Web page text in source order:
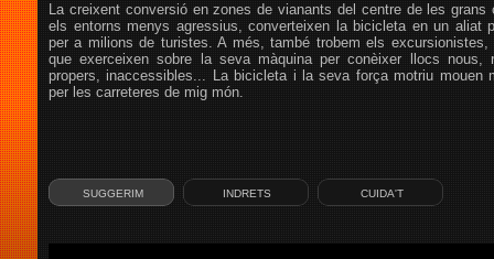
La creixent conversió en zones de vianants del centre de les grans
els entorns menys agressius, converteixen la bicicleta en un aliat
per a milions de turistes. A més, també trobem els excursionistes,
que exerceixen sobre la seva màquina per conèixer llocs nous,
propers, inaccessibles... La bicicleta i la seva força motriu mouen
per les carreteres de mig món.
SUGGERIM INDRETS CUIDA'T